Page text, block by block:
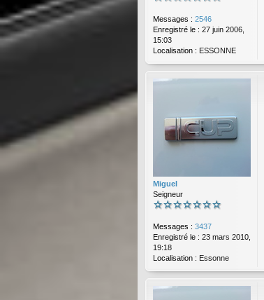
Messages : 2546
Enregistré le : 27 juin 2006,
15:03
Localisation : ESSONNE
Miguel
Seigneur
Messages : 3437
Enregistré le : 23 mars 2010,
19:18
Localisation : Essonne